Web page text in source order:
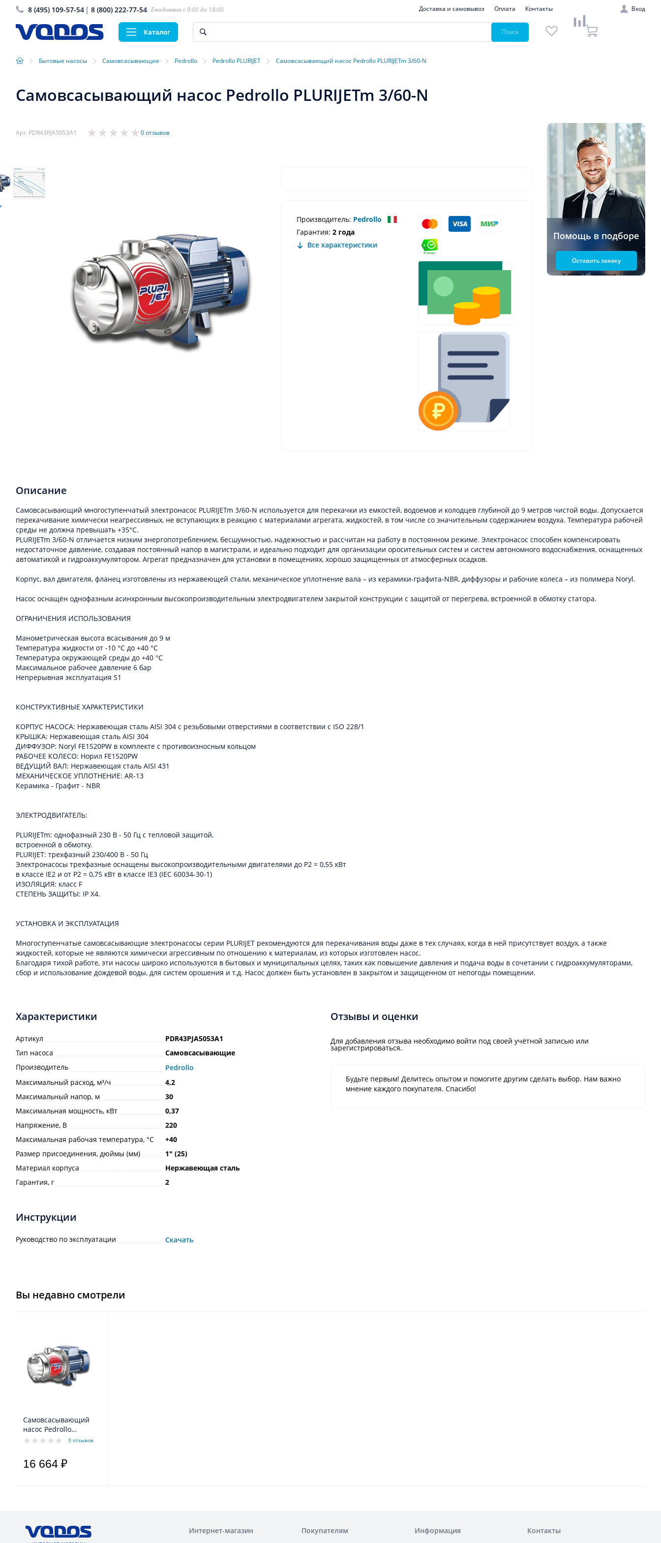
8 (495) 109-57-54 8 (800) 222-77-54 Ежедневно с 9:00 до 18:00 Доставка и самовывоз Оплата Контакты Вход
Каталог Поиск
› Бытовые насосы › Самовсасывающие › Pedrollo › Pedrollo PLURIJET › Самовсасывающий насос Pedrollo PLURIJETm 3/60-N
Самовсасывающий насос Pedrollo PLURIJETm 3/60-N
Арт. PDR43PJA5053A1 0 отзывов
Производитель: Pedrollo
Гарантия: 2 года
Все характеристики
Помощь в подборе
Оставить заявку
Описание
Самовсасывающий многоступенчатый электронасос PLURIJETm 3/60-N используется для перекачки из емкостей, водоемов и колодцев глубиной до 9 метров чистой воды. Допускается
перекачивание химически неагрессивных, не вступающих в реакцию с материалами агрегата, жидкостей, в том числе со значительным содержанием воздуха. Температура рабочей
среды не должна превышать +35°С.
PLURIJETm 3/60-N отличается низким энергопотреблением, бесшумностью, надежностью и рассчитан на работу в постоянном режиме. Электронасос способен компенсировать
недостаточное давление, создавая постоянный напор в магистрали, и идеально подходит для организации оросительных систем и систем автономного водоснабжения, оснащенных
автоматикой и гидроаккумулятором. Агрегат предназначен для установки в помещениях, хорошо защищенных от атмосферных осадков.
Корпус, вал двигателя, фланец изготовлены из нержавеющей стали, механическое уплотнение вала – из керамики-графита-NBR, диффузоры и рабочие колеса – из полимера Noryl.
Насос оснащён однофазным асинхронным высокопроизводительным электродвигателем закрытой конструкции с защитой от перегрева, встроенной в обмотку статора.
ОГРАНИЧЕНИЯ ИСПОЛЬЗОВАНИЯ
Манометрическая высота всасывания до 9 м
Температура жидкости от -10 °C до +40 °C
Температура окружающей среды до +40 °C
Максимальное рабочее давление 6 бар
Непрерывная эксплуатация S1
КОНСТРУКТИВНЫЕ ХАРАКТЕРИСТИКИ
КОРПУС НАСОCА: Нержавеющая сталь AISI 304 с резьбовыми отверстиями в соответствии с ISO 228/1
КРЫШКА: Нержавеющая сталь AISI 304
ДИФФУЗОР: Noryl FE1520PW в комплекте с противоизносным кольцом
РАБОЧЕЕ КОЛЕСО: Норил FE1520PW
ВЕДУЩИЙ ВАЛ: Нержавеющая сталь AISI 431
МЕХАНИЧЕСКОЕ УПЛОТНЕНИЕ: AR-13
Керамика - Графит - NBR
ЭЛЕКТРОДВИГАТЕЛЬ:
PLURIJETm: однофазный 230 В - 50 Гц с тепловой защитой,
встроенной в обмотку.
PLURIJET: трехфазный 230/400 В - 50 Гц
Электронасосы трехфазные оснащены высокопроизводительными двигателями до P2 = 0,55 кВт
в классе IE2 и от P2 = 0,75 кВт в классе IE3 (IEC 60034-30-1)
ИЗОЛЯЦИЯ: класс F
СТЕПЕНЬ ЗАЩИТЫ: IP X4.
УСТАНОВКА И ЭКСПЛУАТАЦИЯ
Многоступенчатые самовсасывающие электронасосы серии PLURIJET рекомендуются для перекачивания воды даже в тех случаях, когда в ней присутствует воздух, а также
жидкостей, которые не являются химически агрессивным по отношению к материалам, из которых изготовлен насос.
Благодаря тихой работе, эти насосы широко используются в бытовых и муниципальных целях, таких как повышение давления и подача воды в сочетании с гидроаккумуляторами,
сбор и использование дождевой воды, для систем орошения и т.д. Насос должен быть установлен в закрытом и защищенном от непогоды помещении.
Характеристики
Артикул
PDR43PJA5053A1
Тип насоса
Самовсасывающие
Производитель
Pedrollo
Максимальный расход, м³/ч
4,2
Максимальный напор, м
30
Максимальная мощность, кВт
0,37
Напряжение, В
220
Максимальная рабочая температура, °С
+40
Размер присоединения, дюймы (мм)
1ʺ (25)
Материал корпуса
Нержавеющая сталь
Гарантия, г
2
Инструкции
Руководство по эксплуатации Скачать
Отзывы и оценки
Для добавления отзыва необходимо войти под своей учётной записью или
зарегистрироваться.
Будьте первым! Делитесь опытом и помогите другим сделать выбор. Нам важно
мнение каждого покупателя. Спасибо!
Вы недавно смотрели
Самовсасывающий
насос Pedrollo
PLURIJETm 3/60-N0 отзывов
16 664 ₽
Интернет-магазин
Покупателям
Информация
Контакты